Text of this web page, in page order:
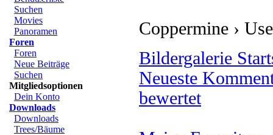
Benutzerliste
Suchen
Movies
Panoramen
Foren
Foren
Neue Beiträge
Suchen
Mitgliedsoptionen
Dein Konto
Downloads
Downloads
Coppermine › User Galerie › amsel ›
Bildergalerie Startseite
bewertet